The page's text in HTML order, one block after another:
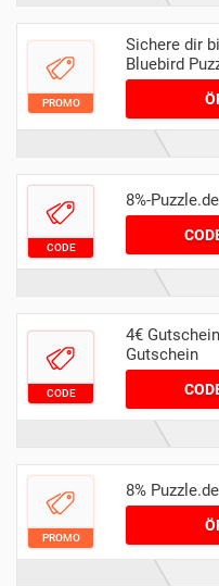
PROMO
Sichere dir
Bluebird
CODE
8%-
CODE
4€
Gutschein
PROMO
8%